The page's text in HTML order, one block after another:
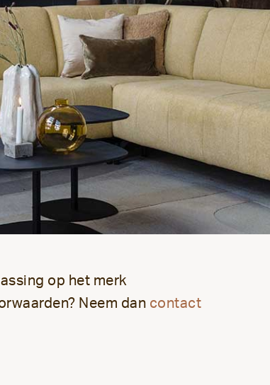
op het merk
Neem dan contact